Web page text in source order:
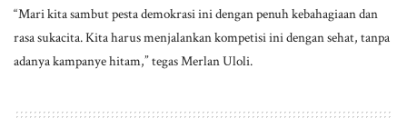
“Mari kita sambut pesta demokrasi ini dengan penuh kebahagiaan dan
rasa sukacita. Kita harus menjalankan kompetisi ini dengan sehat, tanpa
adanya kampanye hitam,” tegas Merlan Uloli.